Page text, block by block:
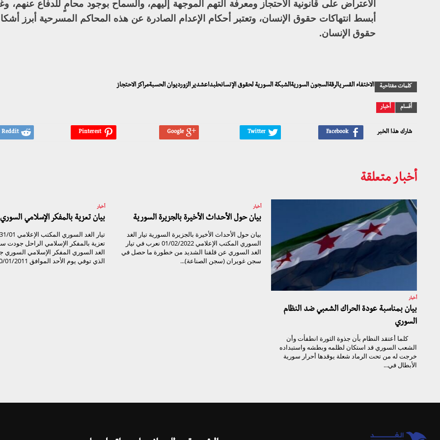
الاعتراض على قانونية الاحتجاز ومعرفة التهم الموجهة إليهم، والسماح بوجود محامٍ للدفاع عنهم،
أبسط انتهاكات حقوق الإنسان، وتعتبر أحكام الإعدام الصادرة عن هذه المحاكم المسرحية أبرز
حقوق الإنسان.
كلمات مفتاحية الاختفاء القسريالرقةالسجون السوريةالشبكة السورية لحقوق الإنسانحلبداعشدير الزورديوان الحسبةمراكز الاحتجاز
أقسام أخبار
شارك هذا الخبر
أخبار متعلقة
أخبار
بيان بمناسبة عودة الحراك الشعبي ضد النظام
السوري
كلما أعتقد النظام بأن جذوة الثورة انطفأت وأن
الشعب السوري قد استكان لظلمه وبطشه واستبداده
خرجت له من تحت الرماد شعلة يوقدها أحرار سورية
الأبطال في...
أخبار
بيان حول الأحداث الأخيرة بالجزيرة السورية
بيان حول الأحداث الأخيرة بالجزيرة السورية تيار الغد
السوري المكتب الإعلامي 01/02/2022 نعرب في تيار
الغد السوري عن قلقنا الشديد من خطورة ما حصل في
سجن غويران (سجن الصناعة)...
أخبار
بيان تعزية بالمفكر الإسلامي
تعزية بالمفكر الإسلامي الراحل جودت
الغد السوري المفكر الإسلامي
الذي توفي يوم الأحد الموافق 30/01/2011...